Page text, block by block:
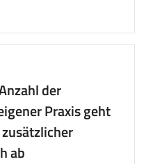
der
Praxis geht
ab